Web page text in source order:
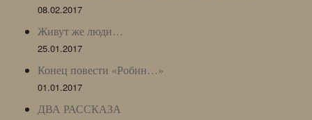
08.02.2017
Живут же люди…
25.01.2017
Конец повести «Робин…»
01.01.2017
ДВА РАССКАЗА